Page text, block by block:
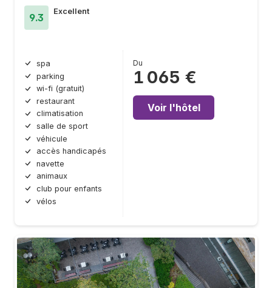
9.3
Excellent
spa
parking
wi-fi (gratuit)
restaurant
climatisation
salle de sport
véhicule
accès handicapés
navette
animaux
club pour enfants
vélos
Du
1 065 €
Voir l'hôtel